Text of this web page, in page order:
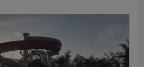
Technické pamiatky
Divadlá
Kaštiele Horské chaty
Sakrálne miesta